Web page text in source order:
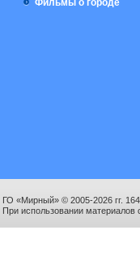
Фильмы о городе
ГО «Мирный» © 2005-2026 гг.
При использовании материалов